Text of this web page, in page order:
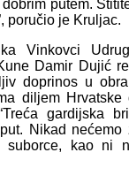
putem.
poručio je Kruljac.
Vinkovci
Damir Dujić
doprinos u
diljem Hrvatske
gardijska
Nikad nećemo
kao ni